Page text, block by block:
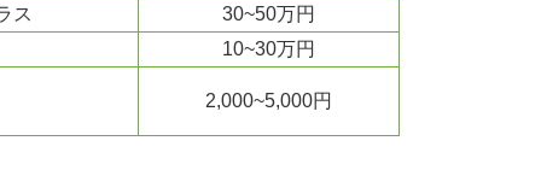
ス
30~50万円
10~30万円
2,000~5,000円